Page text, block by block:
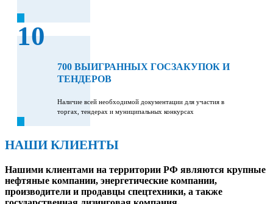
10
700 ВЫИГРАННЫХ ГОСЗАКУПОК И
ТЕНДЕРОВ
Наличие всей необходимой документации для участия в
торгах, тендерах и муниципальных конкурсах
НАШИ КЛИЕНТЫ
Нашими клиентами на территории РФ являются крупные
нефтяные компании, энергетические компании,
производители и продавцы спецтехники, а также